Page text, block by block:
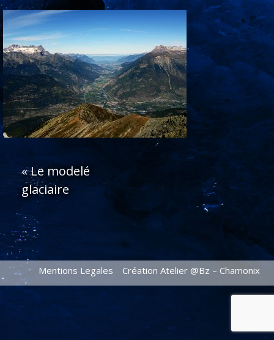
«Le modelé
glaciaire
Mentions Legales Création Atelier @Bz – Chamonix